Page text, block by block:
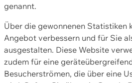
genannt.
Über die gewonnenen Statistiken
Angebot verbessern und für Sie
ausgestalten. Diese Website
zudem für eine
Besucherströmen, die über eine